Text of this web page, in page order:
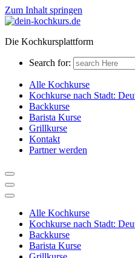
Zum Inhalt springen
Die Kochkursplattform
Search for:
Alle Kochkurse
Kochkurse nach Stadt:
Backkurse
Barista Kurse
Grillkurse
Kontakt
Partner werden
Alle Kochkurse
Kochkurse nach Stadt:
Backkurse
Barista Kurse